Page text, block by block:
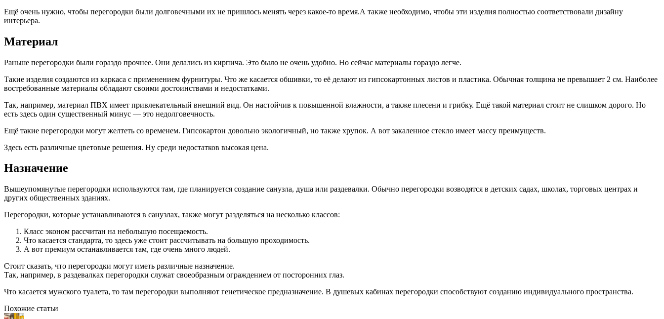
Ещё очень нужно, чтобы перегородки были долговечными их не пришлось менять через какое-то время.А также необходимо, чтобы эти изделия полностью соответствовали дизайну
интерьера.
Материал
Раньше перегородки были гораздо прочнее. Они делались из кирпича. Это было не очень удобно. Но сейчас материалы гораздо легче.
Такие изделия создаются из каркаса с применением фурнитуры. Что же касается обшивки, то её делают из гипсокартонных листов и пластика. Обычная толщина не превышает 2 см. Наиболее
востребованные материалы обладают своими достоинствами и недостатками.
Так, например, материал ПВХ имеет привлекательный внешний вид. Он настойчив к повышенной влажности, а также плесени и грибку. Ещё такой материал стоит не слишком дорого. Но
есть здесь один существенный минус — это недолговечность.
Ещё такие перегородки могут желтеть со временем. Гипсокартон довольно экологичный, но также хрупок. А вот закаленное стекло имеет массу преимуществ.
Здесь есть различные цветовые решения. Ну среди недостатков высокая цена.
Назначение
Вышеупомянутые перегородки используются там, где планируется создание санузла, душа или раздевалки. Обычно перегородки возводятся в детских садах, школах, торговых центрах и
других общественных зданиях.
Перегородки, которые устанавливаются в санузлах, также могут разделяться на несколько классов:
Класс эконом рассчитан на небольшую посещаемость.
Что касается стандарта, то здесь уже стоит рассчитывать на большую проходимость.
А вот премиум останавливается там, где очень много людей.
Стоит сказать, что перегородки могут иметь различные назначение.
Так, например, в раздевалках перегородки служат своеобразным ограждением от посторонних глаз.
Что касается мужского туалета, то там перегородки выполняют генетическое предназначение. В душевых кабинах перегородки способствуют созданию индивидуального пространства.
Похожие статьи